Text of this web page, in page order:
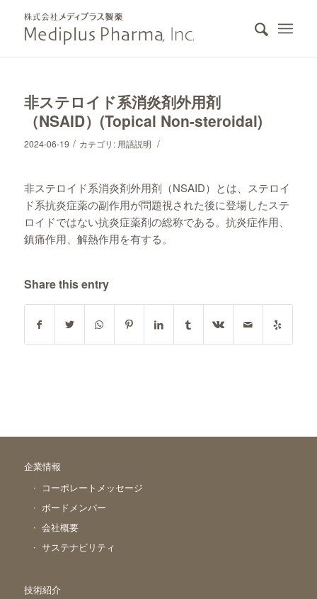
非ステロイド系消炎剤外用剤
（NSAID）(Topical Non-steroidal)
2024-06-19 / カテゴリ: 用語説明 /
非ステロイド系消炎剤外用剤（NSAID）とは、ステロイ
ド系抗炎症薬の副作用が問題視された後に登場したステ
ロイドではない抗炎症薬剤の総称である。抗炎症作用、
鎮痛作用、解熱作用を有する。
Share this entry
企業情報
コーポレートメッセージ
ボードメンバー
会社概要
サステナビリティ
技術紹介